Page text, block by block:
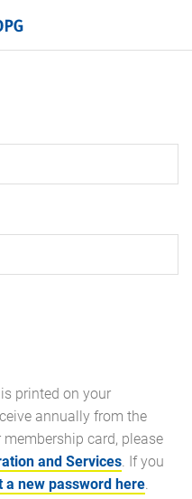
printed on your
annually from the
card, please
and Services . If you
a new password here